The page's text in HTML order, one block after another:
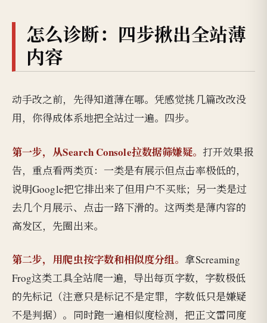
怎么诊断：四步揪出全站薄
内容
动手改之前，先得知道薄在哪。凭感觉挑几篇改改没
用，你得成体系地把全站过一遍。四步。
第一步，从Search Console拉数据筛嫌疑。打开效果报
告，重点看两类页：一类是有展示但点击率极低的，
说明Google把它排出来了但用户不买账；另一类是过
去几个月展示、点击一路下滑的。这两类是薄内容的
高发区，先圈出来。
第二步，用爬虫按字数和相似度分组。拿Screaming
Frog这类工具全站爬一遍，导出每页字数，字数极低
的先标记（注意只是标记不是定罪，字数低只是嫌疑
不是判据）。同时跑一遍相似度检测，把正文雷同度